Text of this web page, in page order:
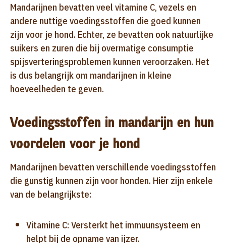
Mandarijnen bevatten veel vitamine C, vezels en
andere nuttige voedingsstoffen die goed kunnen
zijn voor je hond. Echter, ze bevatten ook natuurlijke
suikers en zuren die bij overmatige consumptie
spijsverteringsproblemen kunnen veroorzaken. Het
is dus belangrijk om mandarijnen in kleine
hoeveelheden te geven.
Voedingsstoffen in mandarijn en hun
voordelen voor je hond
Mandarijnen bevatten verschillende voedingsstoffen
die gunstig kunnen zijn voor honden. Hier zijn enkele
van de belangrijkste:
Vitamine C: Versterkt het immuunsysteem en
helpt bij de opname van ijzer.